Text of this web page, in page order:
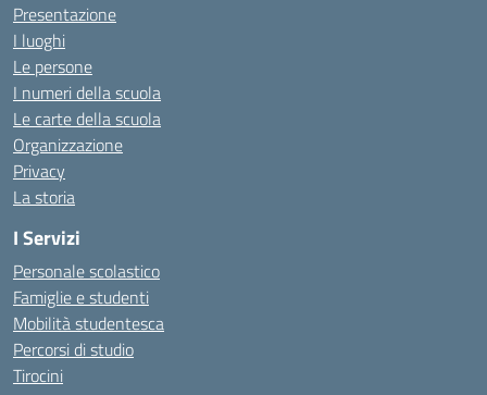
Presentazione
I luoghi
Le persone
I numeri della scuola
Le carte della scuola
Organizzazione
Privacy
La storia
I Servizi
Personale scolastico
Famiglie e studenti
Mobilità studentesca
Percorsi di studio
Tirocini